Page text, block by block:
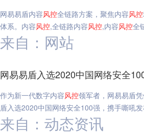
网易易盾内容风控全链路方案，聚焦内容风控
体系。内容风控,全链路内容风控,内容风控全
来自：网站
网易易盾入选2020中国网络安全
作为新一代数字内容风控领军者，网易易盾
盾入选2020中国网络安全100强，携手嘶吼
来自：动态资讯